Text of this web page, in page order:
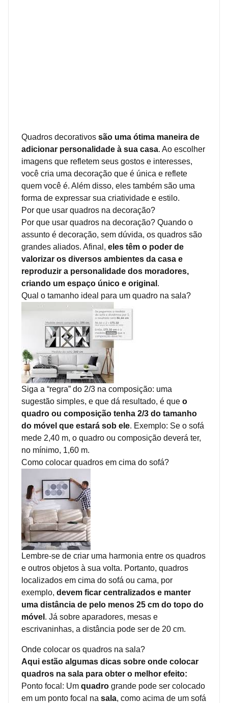
Quadros decorativos são uma ótima maneira de
adicionar personalidade à sua casa. Ao escolher
imagens que refletem seus gostos e interesses,
você cria uma decoração que é única e reflete
quem você é. Além disso, eles também são uma
forma de expressar sua criatividade e estilo.
Por que usar quadros na decoração?
Por que usar quadros na decoração? Quando o
assunto é decoração, sem dúvida, os quadros são
grandes aliados. Afinal, eles têm o poder de
valorizar os diversos ambientes da casa e
reproduzir a personalidade dos moradores,
criando um espaço único e original .
Qual o tamanho ideal para um quadro na sala?
Siga a “regra” do 2/3 na composição: uma
sugestão simples, e que dá resultado, é que o
quadro ou composição tenha 2/3 do tamanho
do móvel que estará sob ele. Exemplo: Se o sofá
mede 2,40 m, o quadro ou composição deverá ter,
no mínimo, 1,60 m.
Como colocar quadros em cima do sofá?
Lembre-se de criar uma harmonia entre os quadros
e outros objetos à sua volta. Portanto, quadros
localizados em cima do sofá ou cama, por
exemplo, devem ficar centralizados e manter
uma distância de pelo menos 25 cm do topo do
móvel . Já sobre aparadores, mesas e
escrivaninhas, a distância pode ser de 20 cm.
Onde colocar os quadros na sala?
Aqui estão algumas dicas sobre onde colocar
quadros na sala para obter o melhor efeito:
Ponto focal: Um quadro grande pode ser colocado
em um ponto focal na sala, como acima de um sofá